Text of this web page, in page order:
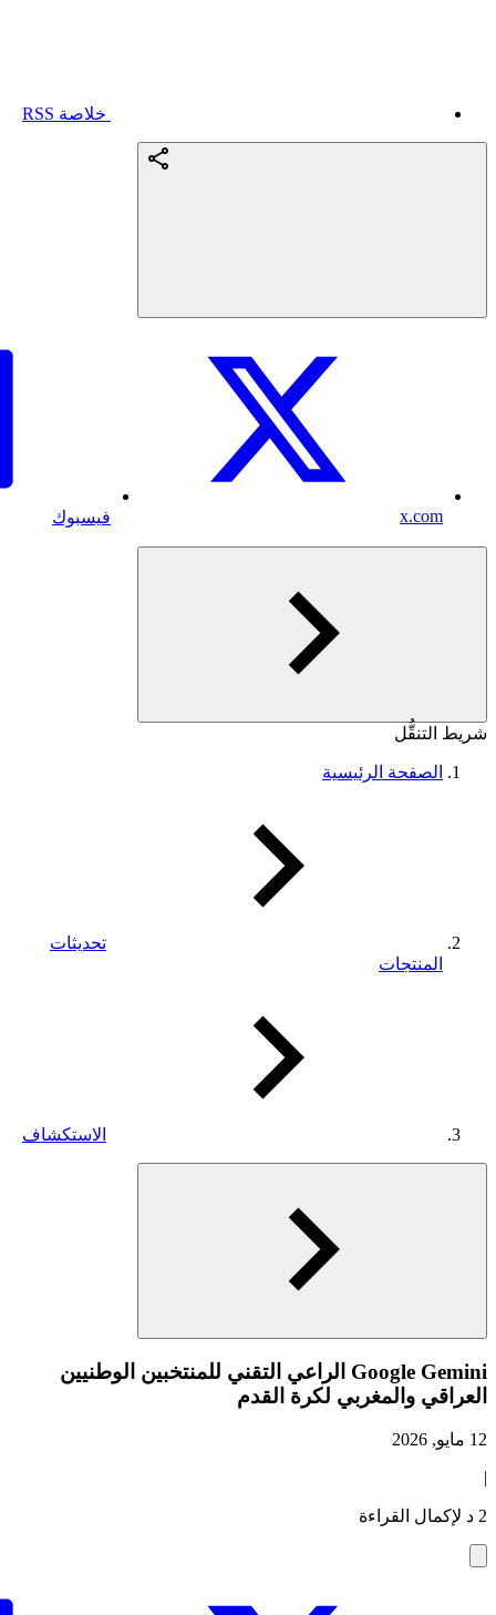
خلاصة RSS
x.com فيسبوك
شريط التنقُّل
الصفحة الرئيسية
تحديثات
المنتجات
الاستكشاف
Google Gemini الراعي التقني للمنتخبين الوطنيين
العراقي والمغربي لكرة القدم
12 مايو, 2026
|
2 د لإكمال القراءة